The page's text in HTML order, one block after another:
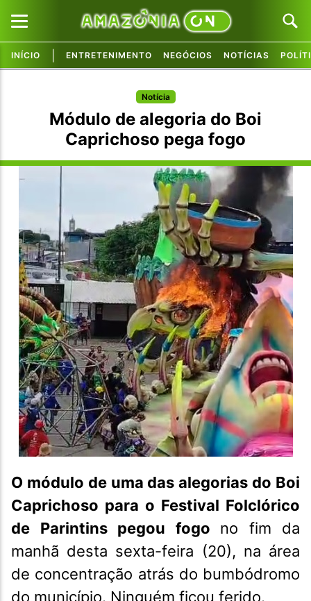
INÍCIO ENTRETENIMENTO NEGÓCIOS NOTÍCIAS
Notícia
Módulo de alegoria do Boi
Caprichoso pega fogo
O módulo de uma das alegorias do Boi
Caprichoso para o Festival Folclórico
de Parintins pegou fogo no fim da
manhã desta sexta-feira (20), na área
de concentração atrás do bumbódromo
do município. Ninguém ficou ferido.